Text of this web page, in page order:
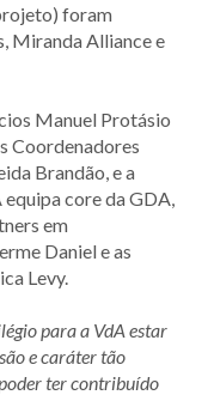
foram
Miranda Alliance e
Manuel Protásio
Coordenadores
Brandão, e a
core da GDA,
em
Daniel e as
Levy.
para a VdA estar
e caráter tão
ter contribuído